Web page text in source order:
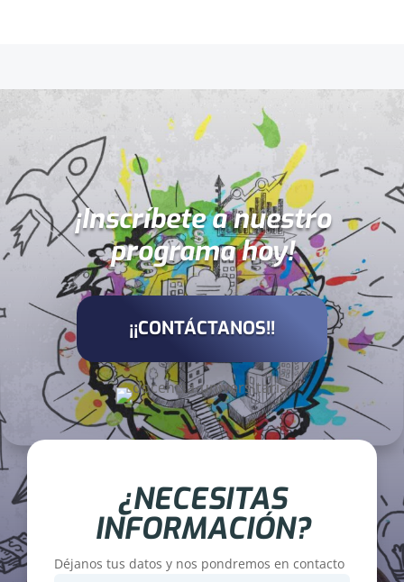
¡Inscríbete a nuestro
programa hoy!
¡¡CONTÁCTANOS!!
¿NECESITAS
INFORMACIÓN?
Déjanos tus datos y nos pondremos en contacto